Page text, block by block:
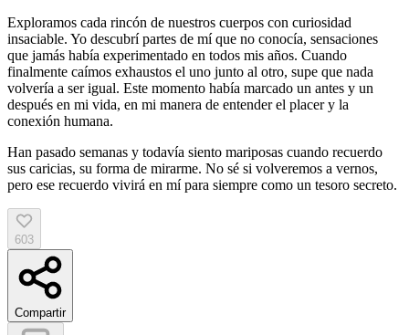
Exploramos cada rincón de nuestros cuerpos con curiosidad
insaciable. Yo descubrí partes de mí que no conocía, sensaciones
que jamás había experimentado en todos mis años. Cuando
finalmente caímos exhaustos el uno junto al otro, supe que nada
volvería a ser igual. Este momento había marcado un antes y un
después en mi vida, en mi manera de entender el placer y la
conexión humana.
Han pasado semanas y todavía siento mariposas cuando recuerdo
sus caricias, su forma de mirarme. No sé si volveremos a vernos,
pero ese recuerdo vivirá en mí para siempre como un tesoro secreto.
603
Compartir